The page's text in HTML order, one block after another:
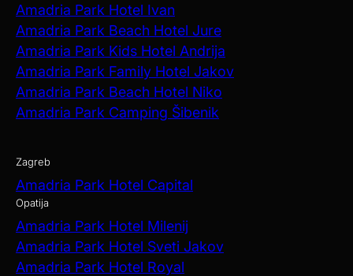
Amadria Park Hotel Ivan
Amadria Park Beach Hotel Jure
Amadria Park Kids Hotel Andrija
Amadria Park Family Hotel Jakov
Amadria Park Beach Hotel Niko
Amadria Park Camping Šibenik
Zagreb
Amadria Park Hotel Capital
Opatija
Amadria Park Hotel Milenij
Amadria Park Hotel Sveti Jakov
Amadria Park Hotel Royal